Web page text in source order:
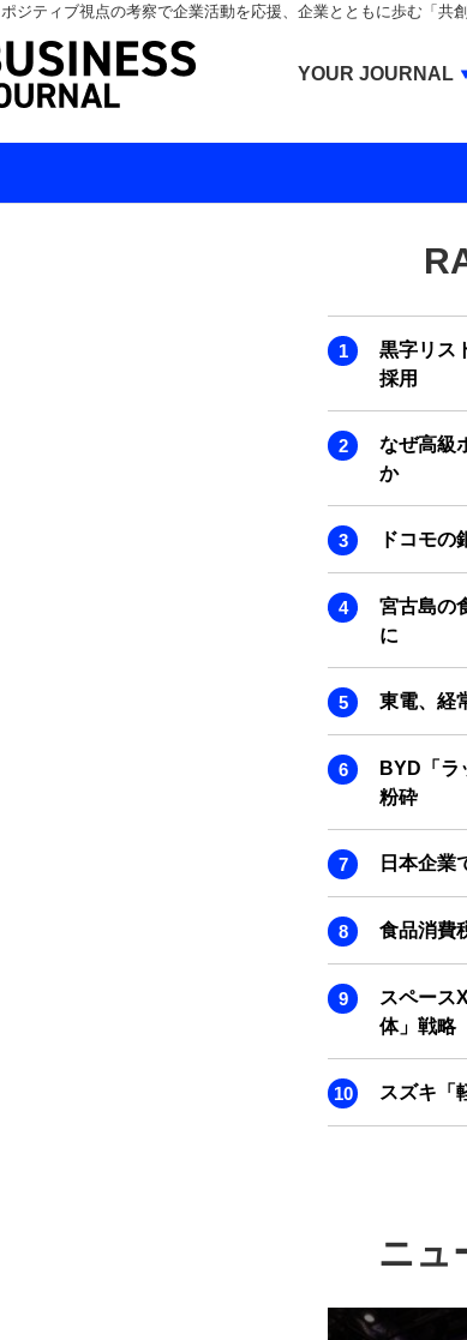
ポジティブ視点の考察で企業活動を応援、企業とともに歩む「共
黒字リス
採用
なぜ高級
か
ドコモ
宮古島の
に
東電、経
BYD「ラ
粉砕
日本企業
食品消費
スペース
体」戦略
スズキ「
ニュ
YOUR JOURNAL
BUSINESS
IVS JOURNAL
ENERGY
INBOUND
LIFE ENDING
AI JOURNAL
SMART
ADOPTABLE